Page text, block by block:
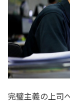
完璧主義の上司